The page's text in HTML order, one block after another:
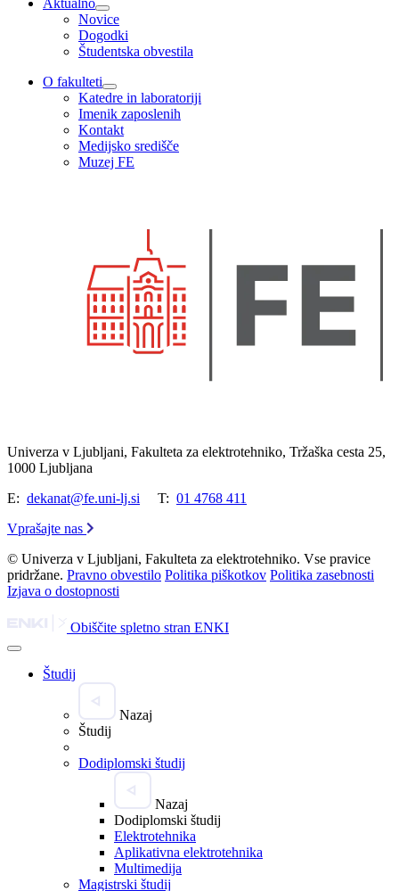
Novice
Dogodki
Študentska obvestila
O fakulteti
Katedre in laboratoriji
Imenik zaposlenih
Kontakt
Medijsko središče
Muzej FE
Univerza v Ljubljani, Fakulteta za elektrotehniko, Tržaška cesta 25,
1000 Ljubljana
E: dekanat@fe.uni-lj.si T: 01 4768 411
Vprašajte nas
© Univerza v Ljubljani, Fakulteta za elektrotehniko. Vse pravice
pridržane. Pravno obvestilo Politika piškotkov Politika zasebnosti
Izjava o dostopnosti
Obiščite spletno stran ENKI
Študij
Nazaj
Študij
Dodiplomski študij
Nazaj
Dodiplomski študij
Elektrotehnika
Aplikativna elektrotehnika
Multimedija
Magistrski študij